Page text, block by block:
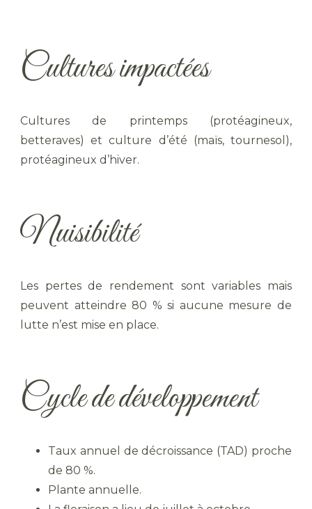
Cultures impactées
Cultures de printemps (protéagineux,
betteraves) et culture d’été (maïs, tournesol),
protéagineux d’hiver.
Nuisibilité
Les pertes de rendement sont variables mais
peuvent atteindre 80 % si aucune mesure de
lutte n’est mise en place.
Cycle de développement
Taux annuel de décroissance (TAD) proche
de 80 %.
Plante annuelle.